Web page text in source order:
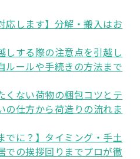
応します】分解・搬入はお
しする際の注意点を引越し
ールや手続きの方法まで
くない荷物の梱包コツとテ
の仕方から荷造りの流れま
でに？】タイミング・手土
での挨拶回りまでプロが徹